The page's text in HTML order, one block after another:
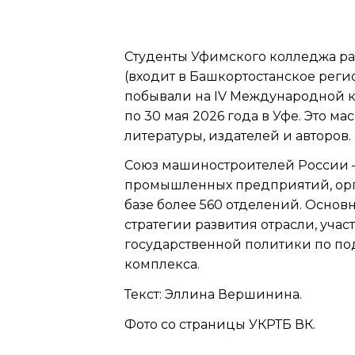
Студенты Уфимского колледжа
(входит в Башкортостанское
побывали на IV Международной
по 30 мая 2026 года в Уфе. Это
литературы, издателей и авторов.
Союз машиностроителей России
промышленных предприятий,
базе более 560 отделений.
стратегии развития отрасли,
государственной политики по
комплекса.
Текст: Эллина Вершинина.
Фото со страницы УКРТБ ВК.